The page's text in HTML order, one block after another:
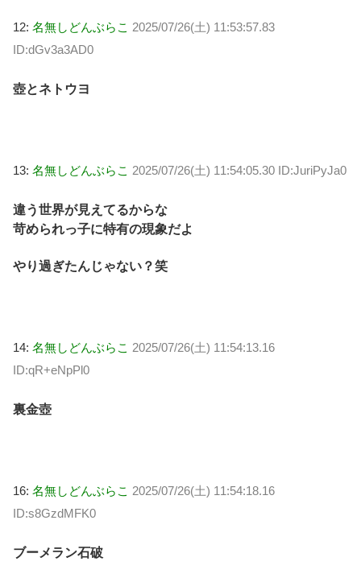
12: 名無しどんぶらこ 2025/07/26(土) 11:53:57.83
ID:dGv3a3AD0
壺とネトウヨ
13: 名無しどんぶらこ 2025/07/26(土) 11:54:05.30 ID:JuriPyJa0
違う世界が見えてるからな
苛められっ子に特有の現象だよ
やり過ぎたんじゃない？笑
14: 名無しどんぶらこ 2025/07/26(土) 11:54:13.16
ID:qR+eNpPl0
裏金壺
16: 名無しどんぶらこ 2025/07/26(土) 11:54:18.16
ID:s8GzdMFK0
ブーメラン石破